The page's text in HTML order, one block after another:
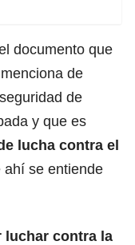
documento que
de
de
y que es
lucha contra el
ahí se entiende
luchar contra la